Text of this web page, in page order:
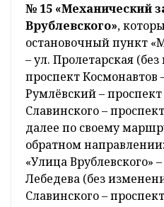
№ 15 «Механический
Врублевского»,
остановочный пункт
– ул. Пролетарская
проспект Космонавтов
Румлёвский –
Славинского –
далее по своему
обратном
«Улица Врублевского»
Лебедева (без
Славинского –